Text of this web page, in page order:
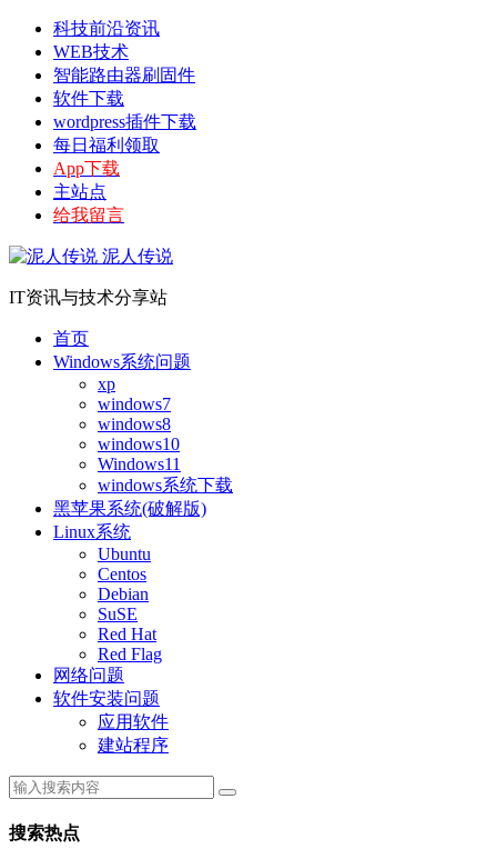
科技前沿资讯
WEB技术
智能路由器刷固件
软件下载
wordpress插件下载
每日福利领取
App下载
主站点
给我留言
泥人传说
IT资讯与技术分享站
首页
Windows系统问题
xp
windows7
windows8
windows10
Windows11
windows系统下载
黑苹果系统(破解版)
Linux系统
Ubuntu
Centos
Debian
SuSE
Red Hat
Red Flag
网络问题
软件安装问题
应用软件
建站程序
搜索热点